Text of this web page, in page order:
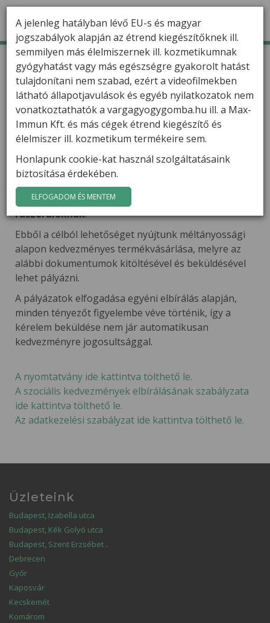
TERMÉKEK
HÍREK
VARGA GÁBOR
FILMEK
GYÓGYGOMBÁK
KAPCSOLAT
Kezdőlap Szociális kérelem benyújtása
Szociális kérelem benyújtása
Mivel bizonyos betegségek hatással lehetnek a
munkaképességre, a velük járó utazás, kiegészítő
kezelések plusz anyagi terhet jelentenek,
cégünk szeretné megkönnyíteni helyzetét az
rászorulóknak.
Ebből a célból lehetőséget nyújtunk méltányossági
alapon kedvezményes termékvásárlása, melyre az
alábbi dokumentumok kitöltésével és beküldésével
lehet pályázni.
A pályázatok elfogadása egyéni elbírálás alapján,
minden tényezőt figyelembe véve történik, így a
kérelem beküldése nem jár automatikusan
kedvezményre jogosultsággal.
A nyomtatvány ide kattintva tölthető le.
A szociális kedvezmények elbírálásának szabályzata
ide kattintva tölthető le.
Az adatkezelési szabályzat ide kattintva tölthető le.
Üzleteink
Budapest, Izabella utca
Budapest, Kék Golyó utca
Budapest, Szent Erzsébet ..
Debrecen
Győr
Kaposvár
Kecskemét
Komárom
A jelenleg hatályban lévő EU-s és magyar
jogszabályok alapján az étrend kiegészítőknek ill.
semmilyen más élelmiszernek ill. kozmetikumnak
gyógyhatást vagy más egészségre gyakorolt hatást
tulajdonítani nem szabad, ezért a videofilmekben
látható állapotjavulások és egyéb nyilatkozatok nem
vonatkoztathatók a vargagyogygomba.hu ill. a Max-
Immun Kft. és más cégek étrend kiegészítő és
élelmiszer ill. kozmetikum termékeire sem.
Honlapunk cookie-kat használ szolgáltatásaink
biztosítása érdekében.
ELFOGADOM ÉS MENTEM